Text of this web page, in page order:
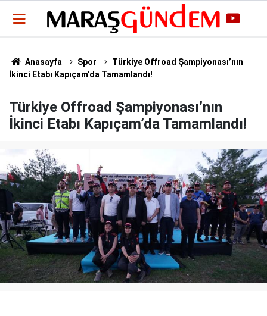
Anasayfa Spor
Türkiye Offroad Şampiyonası’nın
İkinci Etabı Kapıçam’da Tamamlandı!
Türkiye Offroad Şampiyonası’nın
İkinci Etabı Kapıçam’da Tamamlandı!